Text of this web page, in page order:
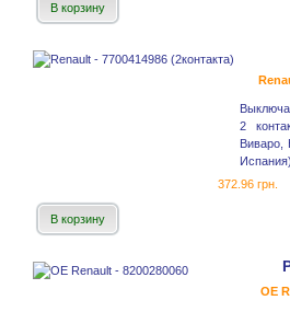
В корзину
2
Виваро,
Испания)
372.96 грн.
В корзину
OE